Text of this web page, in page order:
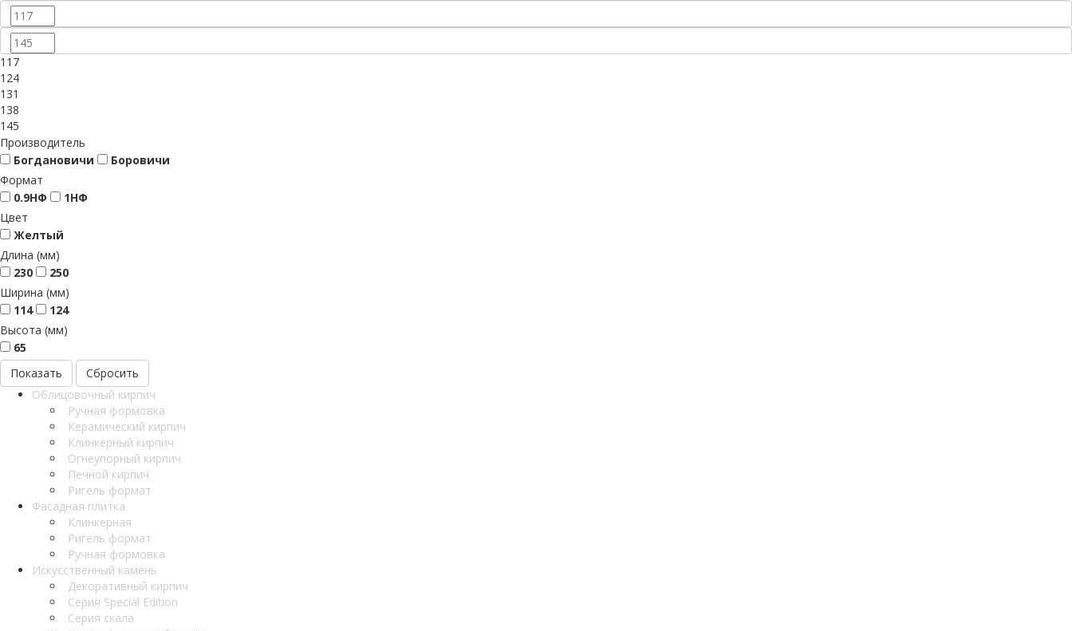
117
124
131
138
145
Производитель
Богдановичи
Боровичи
Формат
0.9НФ
1НФ
Цвет
Желтый
Длина (мм)
230
250
Ширина (мм)
114
124
Высота (мм)
65
Сбросить
Облицовочный кирпич
Ручная формовка
Керамический кирпич
Клинкерный кирпич
Огнеупорный кирпич
Печной кирпич
Ригель формат
Фасадная плитка
Клинкерная
Ригель формат
Ручная формовка
Искусственный камень
Декоративный кирпич
Серия Special Edition
Серия скала